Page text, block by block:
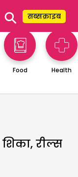
⚲ सब्सक्राइब
Food Health
रील्स